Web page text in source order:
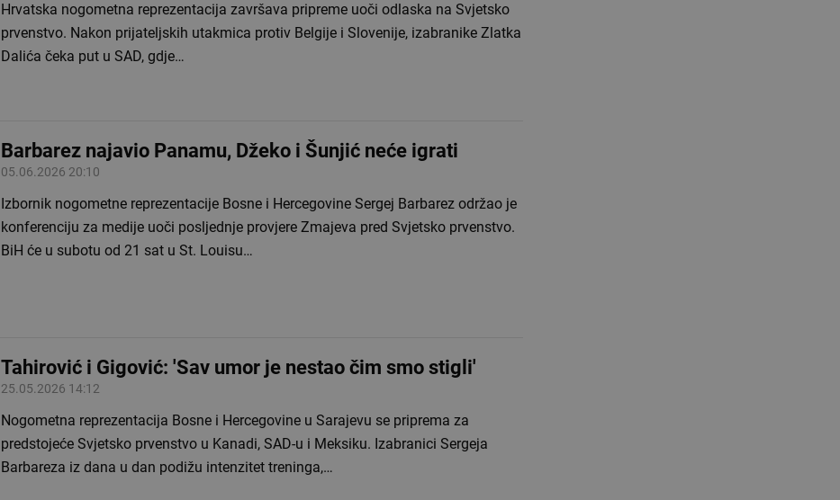
Hrvatska nogometna reprezentacija završava pripreme uoči odlaska na Svjetsko
prvenstvo. Nakon prijateljskih utakmica protiv Belgije i Slovenije, izabranike Zlatka
Dalića čeka put u SAD, gdje…
Barbarez najavio Panamu, Džeko i Šunjić neće igrati
05.06.2026 20:10
Izbornik nogometne reprezentacije Bosne i Hercegovine Sergej Barbarez održao je
konferenciju za medije uoči posljednje provjere Zmajeva pred Svjetsko prvenstvo.
BiH će u subotu od 21 sat u St. Louisu…
Tahirović i Gigović: 'Sav umor je nestao čim smo stigli'
25.05.2026 14:12
Nogometna reprezentacija Bosne i Hercegovine u Sarajevu se priprema za
predstojeće Svjetsko prvenstvo u Kanadi, SAD-u i Meksiku. Izabranici Sergeja
Barbareza iz dana u dan podižu intenzitet treninga,…